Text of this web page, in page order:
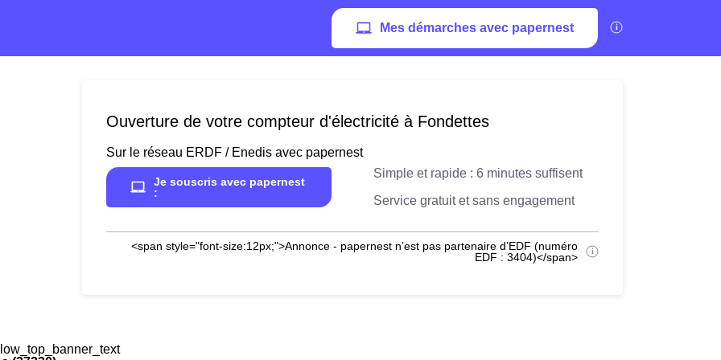
Mes démarches avec papernest
Ouverture de votre compteur d'électricité à Fondettes
Sur le réseau ERDF / Enedis avec papernest
Je souscris avec papernest
:
Simple et rapide : 6 minutes suffisent
Service gratuit et sans engagement
<span style="font-size:12px;">Annonce - papernest n’est pas partenaire d’EDF (numéro
EDF : 3404)</span>